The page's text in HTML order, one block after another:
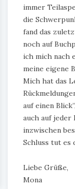
immer
die
fand das
noch auf
ich mich nach
meine eigene
Mich hat das
auf einen
auch auf
inzwischen
Schluss tut es
Liebe Grüße,
Mona